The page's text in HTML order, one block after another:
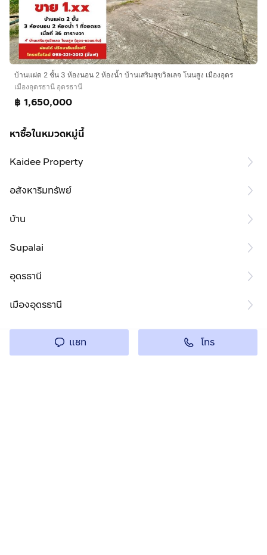
บ้านแฝด 2 ชั้น 3 ห้องนอน 2 ห้องน้ำ บ้านเสริมสุขวิลเลจ โนนสูง เมืองอุดร
เมืองอุดรธานี อุดรธานี
฿ 1,650,000
หาซื้อในหมวดหมู่นี้
Kaidee Property
อสังหาริมทรัพย์
บ้าน
Supalai
อุดรธานี
เมืองอุดรธานี
แชท โทร